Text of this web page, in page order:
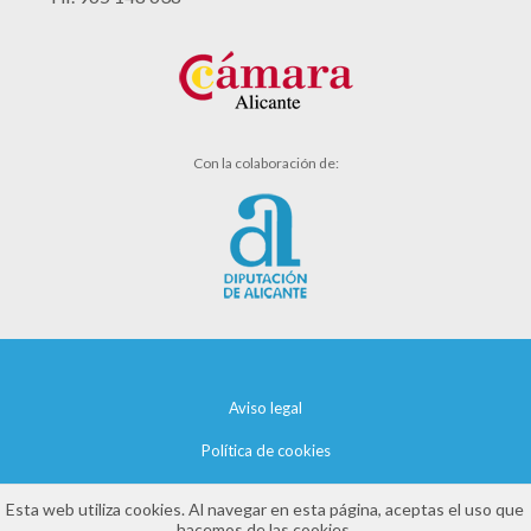
Con la colaboración de:
Aviso legal
Política de cookies
Esta web utiliza cookies. Al navegar en esta página, aceptas el uso que